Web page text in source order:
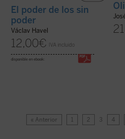
El poder de los sin
poder
Václav Havel
12,00€ IVA incluido
disponible en ebook:
« Anterior 1 2 3 4